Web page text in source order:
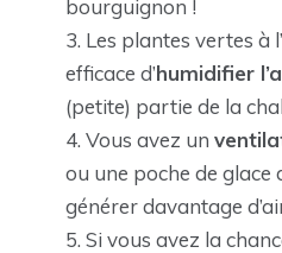
bourguignon !
Les plantes vertes à
efficace d’humidifier
(petite) partie de la
Vous avez un
ou une poche de
générer davantage
Si vous avez la